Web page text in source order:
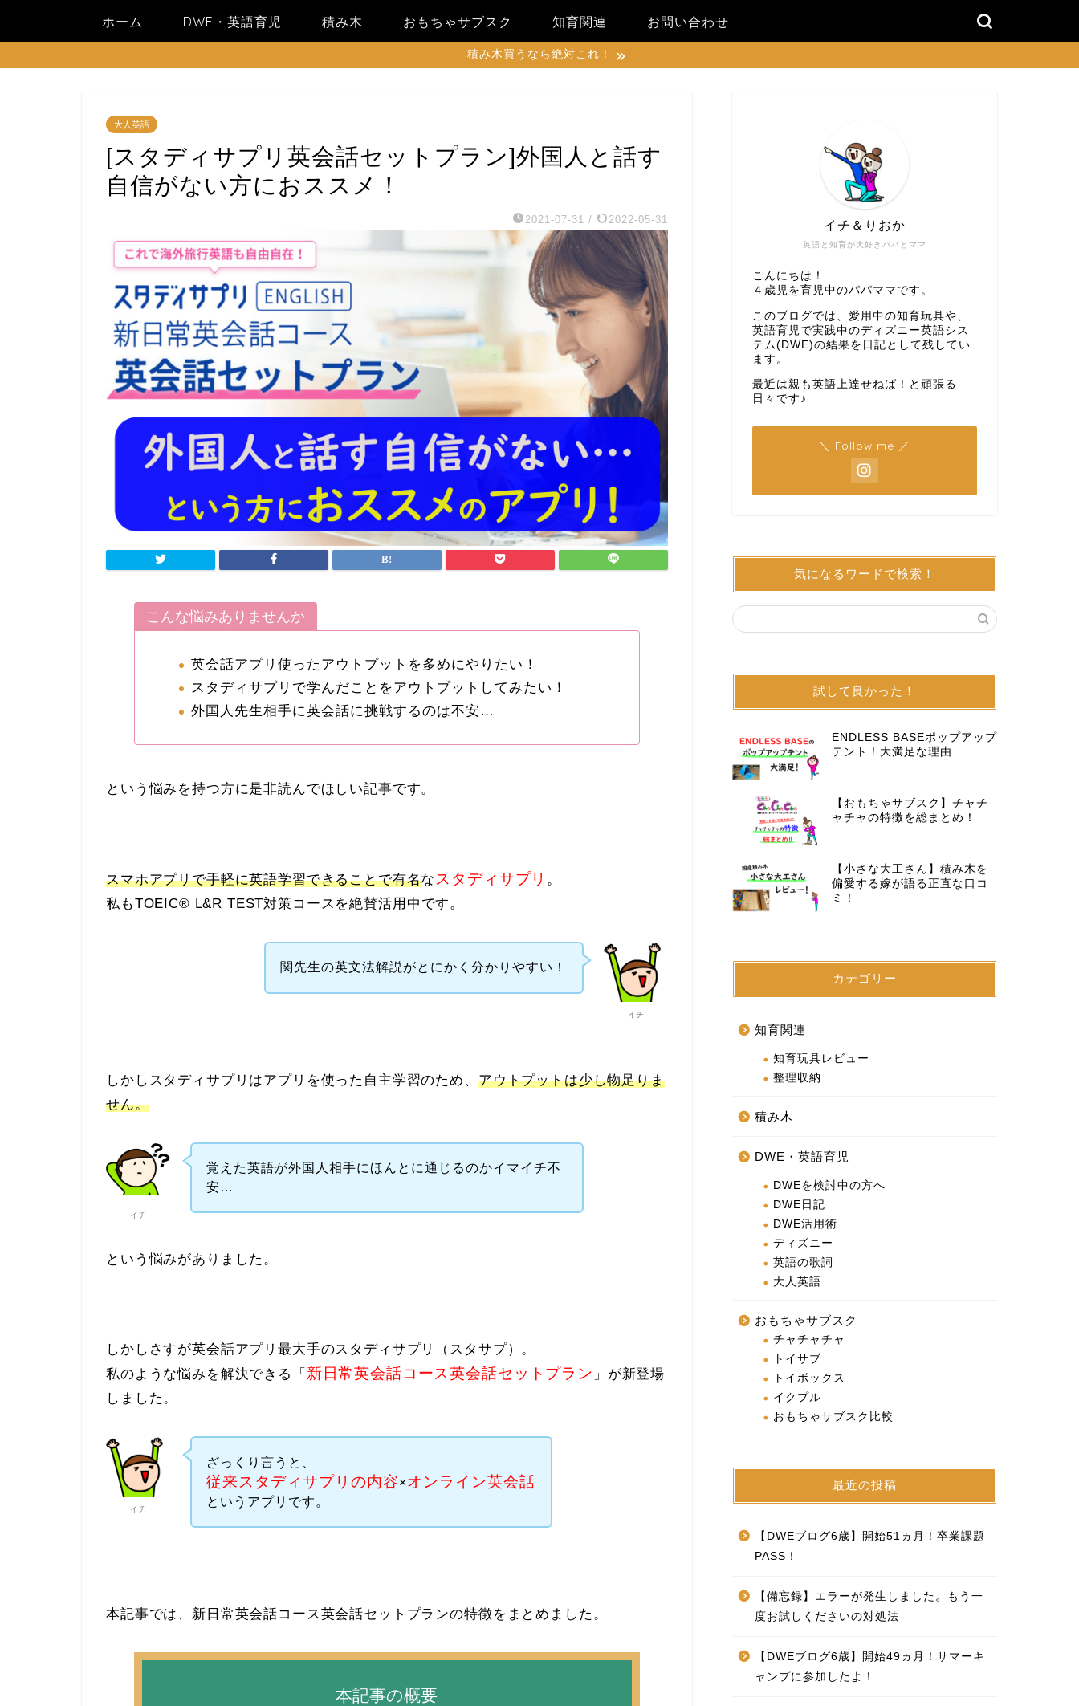
ホーム DWE・英語育児 積み木 おもちゃサブスク 知育関連 お問い合わせ
積み木買うなら絶対これ！
大人英語
[スタディサプリ英会話セットプラン]外国人と話す
自信がない方におススメ！
2021-07-31 / 2022-05-31
こんな悩みありませんか
英会話アプリ使ったアウトプットを多めにやりたい！
スタディサプリで学んだことをアウトプットしてみたい！
外国人先生相手に英会話に挑戦するのは不安…
という悩みを持つ方に是非読んでほしい記事です。
スマホアプリで手軽に英語学習できることで有名な スタディサプリ 。
私もTOEIC® L&R TEST対策コースを絶賛活用中です。
イチ
関先生の英文法解説がとにかく分かりやすい！
しかしスタディサプリはアプリを使った自主学習のため、 アウトプットは少し物足りま
せん。
イチ
覚えた英語が外国人相手にほんとに通じるのかイマイチ不
安…
という悩みがありました。
しかしさすが英会話アプリ最大手のスタディサプリ（スタサプ）。
私のような悩みを解決できる「 新日常英会話コース英会話セットプラン 」が新登場
しました。
イチ
ざっくり言うと、
従来スタディサプリの内容×オンライン英会話
というアプリです。
本記事では、新日常英会話コース英会話セットプランの特徴をまとめました。
本記事の概要
英語と知育が大好きパパとママ
イチ＆りおか
こんにちは！
４歳児を育児中のパパママです。
このブログでは、愛用中の知育玩具や、
英語育児で実践中のディズニー英語シス
テム(DWE)の結果を日記として残してい
ます。
最近は親も英語上達せねば！と頑張る
日々です♪
＼ Follow me ／
気になるワードで検索！
試して良かった！
ENDLESS BASEポップアップ
テント！大満足な理由
【おもちゃサブスク】チャチ
ャチャの特徴を総まとめ！
【小さな大工さん】積み木を
偏愛する嫁が語る正直な口コ
ミ！
カテゴリー
知育関連
知育玩具レビュー
整理収納
積み木
DWE・英語育児
DWEを検討中の方へ
DWE日記
DWE活用術
ディズニー
英語の歌詞
大人英語
おもちゃサブスク
チャチャチャ
トイサブ
トイボックス
イクプル
おもちゃサブスク比較
最近の投稿
【DWEブログ6歳】開始51ヵ月！卒業課題
PASS！
【備忘録】エラーが発生しました。もう一
度お試しくださいの対処法
【DWEブログ6歳】開始49ヵ月！サマーキ
ャンプに参加したよ！